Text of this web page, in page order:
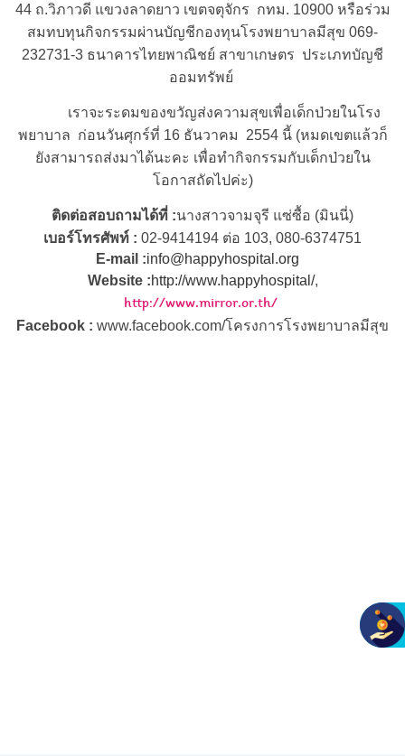
44 ถ.วิภาวดี แขวงลาดยาว เขตจตุจักร กทม. 10900 หรือร่วม
สมทบทุนกิจกรรมผ่านบัญชีกองทุนโรงพยาบาลมีสุข 069-
232731-3 ธนาคารไทยพาณิชย์ สาขาเกษตร ประเภทบัญชี
ออมทรัพย์
เราจะระดมของขวัญส่งความสุขเพื่อเด็กป่วยในโรง
พยาบาล ก่อนวันศุกร์ที่ 16ธันวาคม 2554นี้ (หมดเขตแล้วก็
ยังสามารถส่งมาได้นะคะ เพื่อทำกิจกรรมกับเด็กป่วยใน
โอกาสถัดไปค่ะ)
ติดต่อสอบถามได้ที่ :นางสาวจามจุรี แซ่ซื้อ (มินนี่)
เบอร์โทรศัพท์ : 02-9414194 ต่อ 103, 080-6374751
E-mail :info@happyhospital.org
Website :http://www.happyhospital/,
http://www.mirror.or.th/
Facebook : www.facebook.com/โครงการโรงพยาบาลมีสุข